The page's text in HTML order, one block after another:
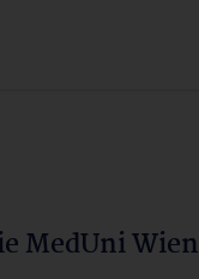
MedUni Wien